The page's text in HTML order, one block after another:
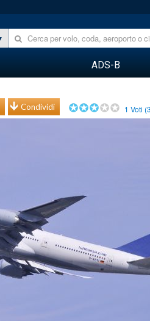
ADS-B
Condividi 1 Voti (